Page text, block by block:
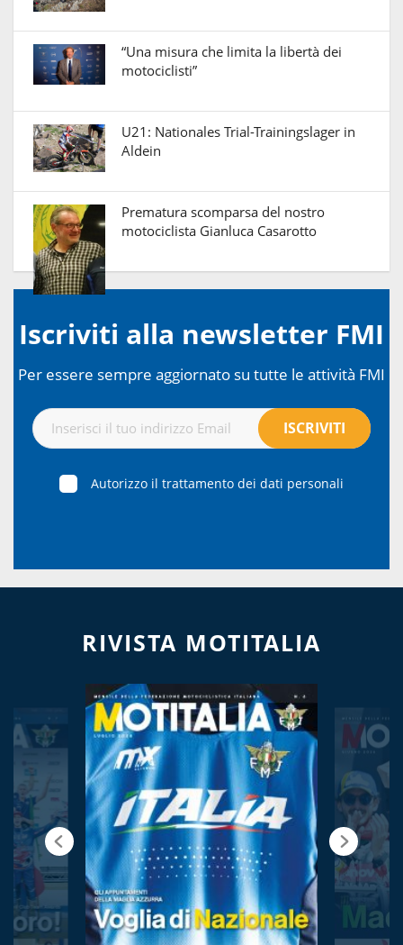
“Una misura che limita la libertà dei
motociclisti”
U21: Nationales Trial-Trainingslager in
Aldein
Prematura scomparsa del nostro
motociclista Gianluca Casarotto
Iscriviti alla newsletter FMI
Per essere sempre aggiornato su tutte le attività FMI
Autorizzo il trattamento dei dati personali
RIVISTA MOTITALIA